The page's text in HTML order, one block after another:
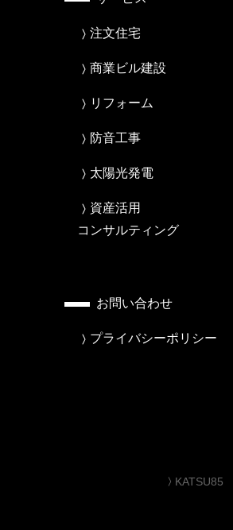
注文住宅
商業ビル建設
リフォーム
防音工事
太陽光発電
資産活用
コンサルティング
お問い合わせ
プライバシーポリシー
KATSU85